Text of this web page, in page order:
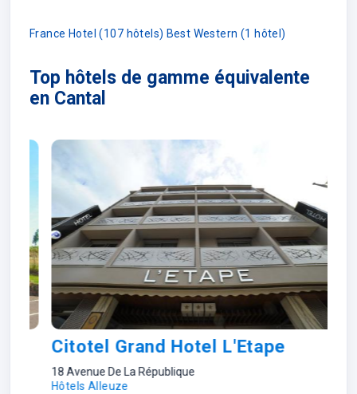
France Hotel (107 hôtels) Best Western (1 hôtel)
Top hôtels de gamme équivalente
en Cantal
Citotel Grand Hotel L'Etape
18 Avenue De La République
Hôtels Alleuze